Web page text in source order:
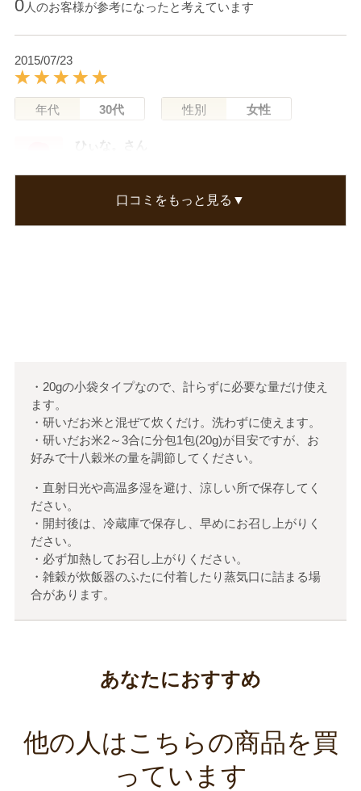
0人のお客様が参考になったと考えています
2015/07/23
年代 30代 性別 女性
ひぃな。さん
と思います。口コミをもっと見る▼
・20gの小袋タイプなので、計らずに必要な量だけ使え
ます。
・研いだお米と混ぜて炊くだけ。洗わずに使えます。
・研いだお米2～3合に分包1包(20g)が目安ですが、お
好みで十八穀米の量を調節してください。
・直射日光や高温多湿を避け、涼しい所で保存してく
ださい。
・開封後は、冷蔵庫で保存し、早めにお召し上がりく
ださい。
・必ず加熱してお召し上がりください。
・雑穀が炊飯器のふたに付着したり蒸気口に詰まる場
合があります。
あなたにおすすめ
他の人はこちらの商品を買
っています